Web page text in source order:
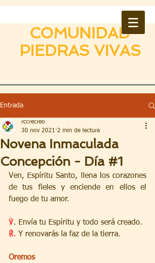
COMUNIDAD
PIEDRAS VIVAS
Entrada
Novena Inmaculada
Concepción - Día #1
rccrecreo
30 nov 2021 2 min de lectura
Ven, Espíritu Santo, llena los corazones
de tus fieles y enciende en ellos el
fuego de tu amor.
℣. Envía tu Espíritu y todo será creado.
℟. Y renovarás la faz de la tierra.
Oremos